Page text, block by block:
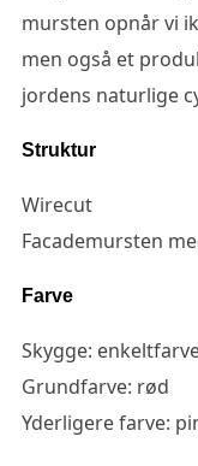
mursten opnår vi
men også et
jordens naturlige
Struktur
Wirecut
Facademursten
Farve
Skygge:
Grundfarve: rød
Yderligere farve: